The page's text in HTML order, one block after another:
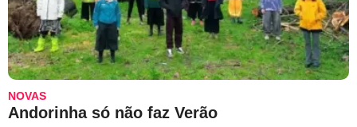
NOVAS
Andorinha só não faz Verão